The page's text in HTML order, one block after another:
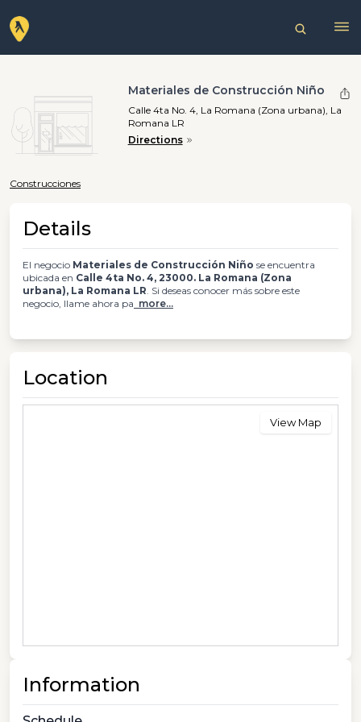
Materiales de Construcción Niño
Calle 4ta No. 4, La Romana (Zona urbana), La
Romana LR
Directions
Construcciones
Details
El negocio Materiales de Construcción Niño se encuentra
ubicada en Calle 4ta No. 4, 23000. La Romana (Zona
urbana), La Romana LR. Si deseas conocer más sobre este
negocio, llame ahora pa more...
Location
View Map
Information